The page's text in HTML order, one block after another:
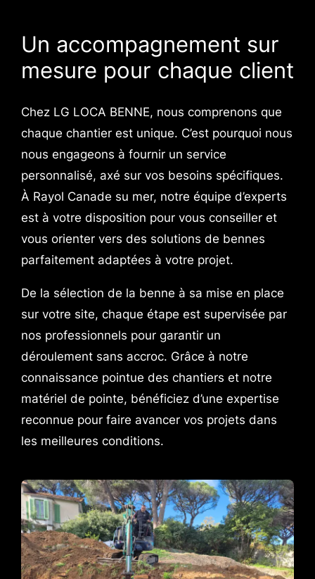
Un accompagnement sur
mesure pour chaque client
Chez LG LOCA BENNE, nous comprenons que
chaque chantier est unique. C’est pourquoi nous
nous engageons à fournir un service
personnalisé, axé sur vos besoins spécifiques.
À Rayol Canade su mer, notre équipe d’experts
est à votre disposition pour vous conseiller et
vous orienter vers des solutions de bennes
parfaitement adaptées à votre projet.
De la sélection de la benne à sa mise en place
sur votre site, chaque étape est supervisée par
nos professionnels pour garantir un
déroulement sans accroc. Grâce à notre
connaissance pointue des chantiers et notre
matériel de pointe, bénéficiez d’une expertise
reconnue pour faire avancer vos projets dans
les meilleures conditions.